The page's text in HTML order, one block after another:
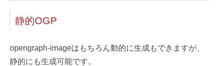
静的OGP
opengraph-imageはもちろん動的に生成もできますが、
静的にも生成可能です。